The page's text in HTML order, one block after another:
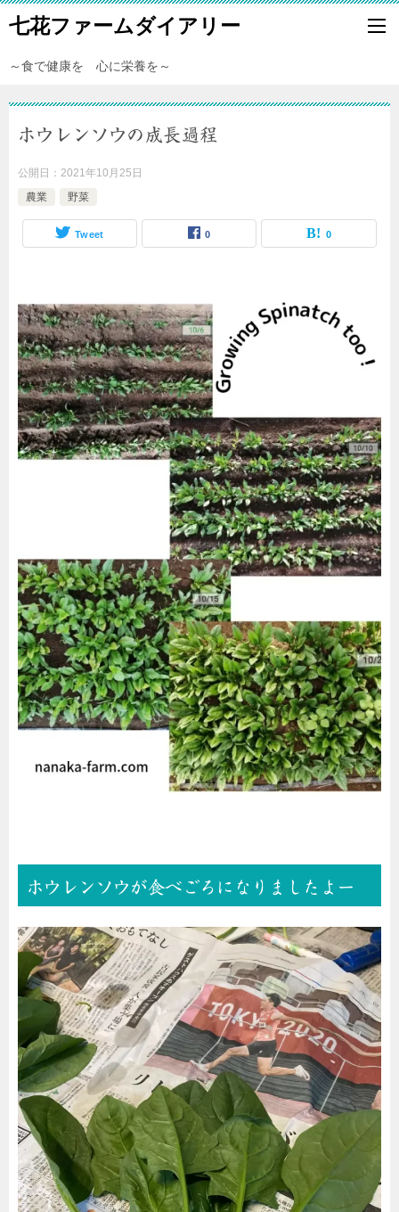
七花ファームダイアリー
～食で健康を 心に栄養を～
ホウレンソウの成長過程
公開日： 2021年10月25日
農業
野菜
Tweet 0 0
ホウレンソウが食べごろになりましたよー